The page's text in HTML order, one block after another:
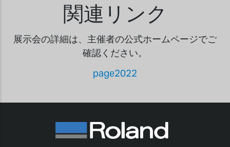
関連リンク
展示会の詳細は、主催者の公式ホームページでご
確認ください。
page2022